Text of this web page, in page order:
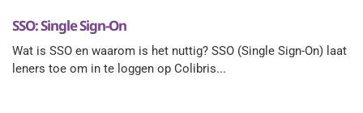
SSO: Single Sign-On
Wat is SSO en waarom is het nuttig? SSO (Single Sign-On) laat
leners toe om in te loggen op Colibris...